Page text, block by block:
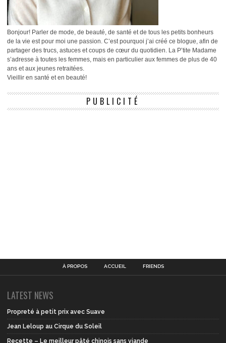
Bonjour! Parler de mode, de beauté, de santé et de tous les petits bonheurs
de la vie est pour moi une passion. C’est pourquoi j’ai créé ce blogue, afin de
partager des trucs, astuces et coups de cœur du quotidien. La P’tite Madame
s’adresse à toutes les femmes, mais en particulier aux femmes de plus de 40
ans et aux jeunes retraitées.
Vieillir en santé et en beauté!
PUBLICITÉ
À PROPOS ACCUEIL FRIENDS
LATEST NEWS
Propreté à petit prix avec Suave
Jean Leloup au Cirque du Soleil
Recette – Le meilleur pâté chinois sans viande